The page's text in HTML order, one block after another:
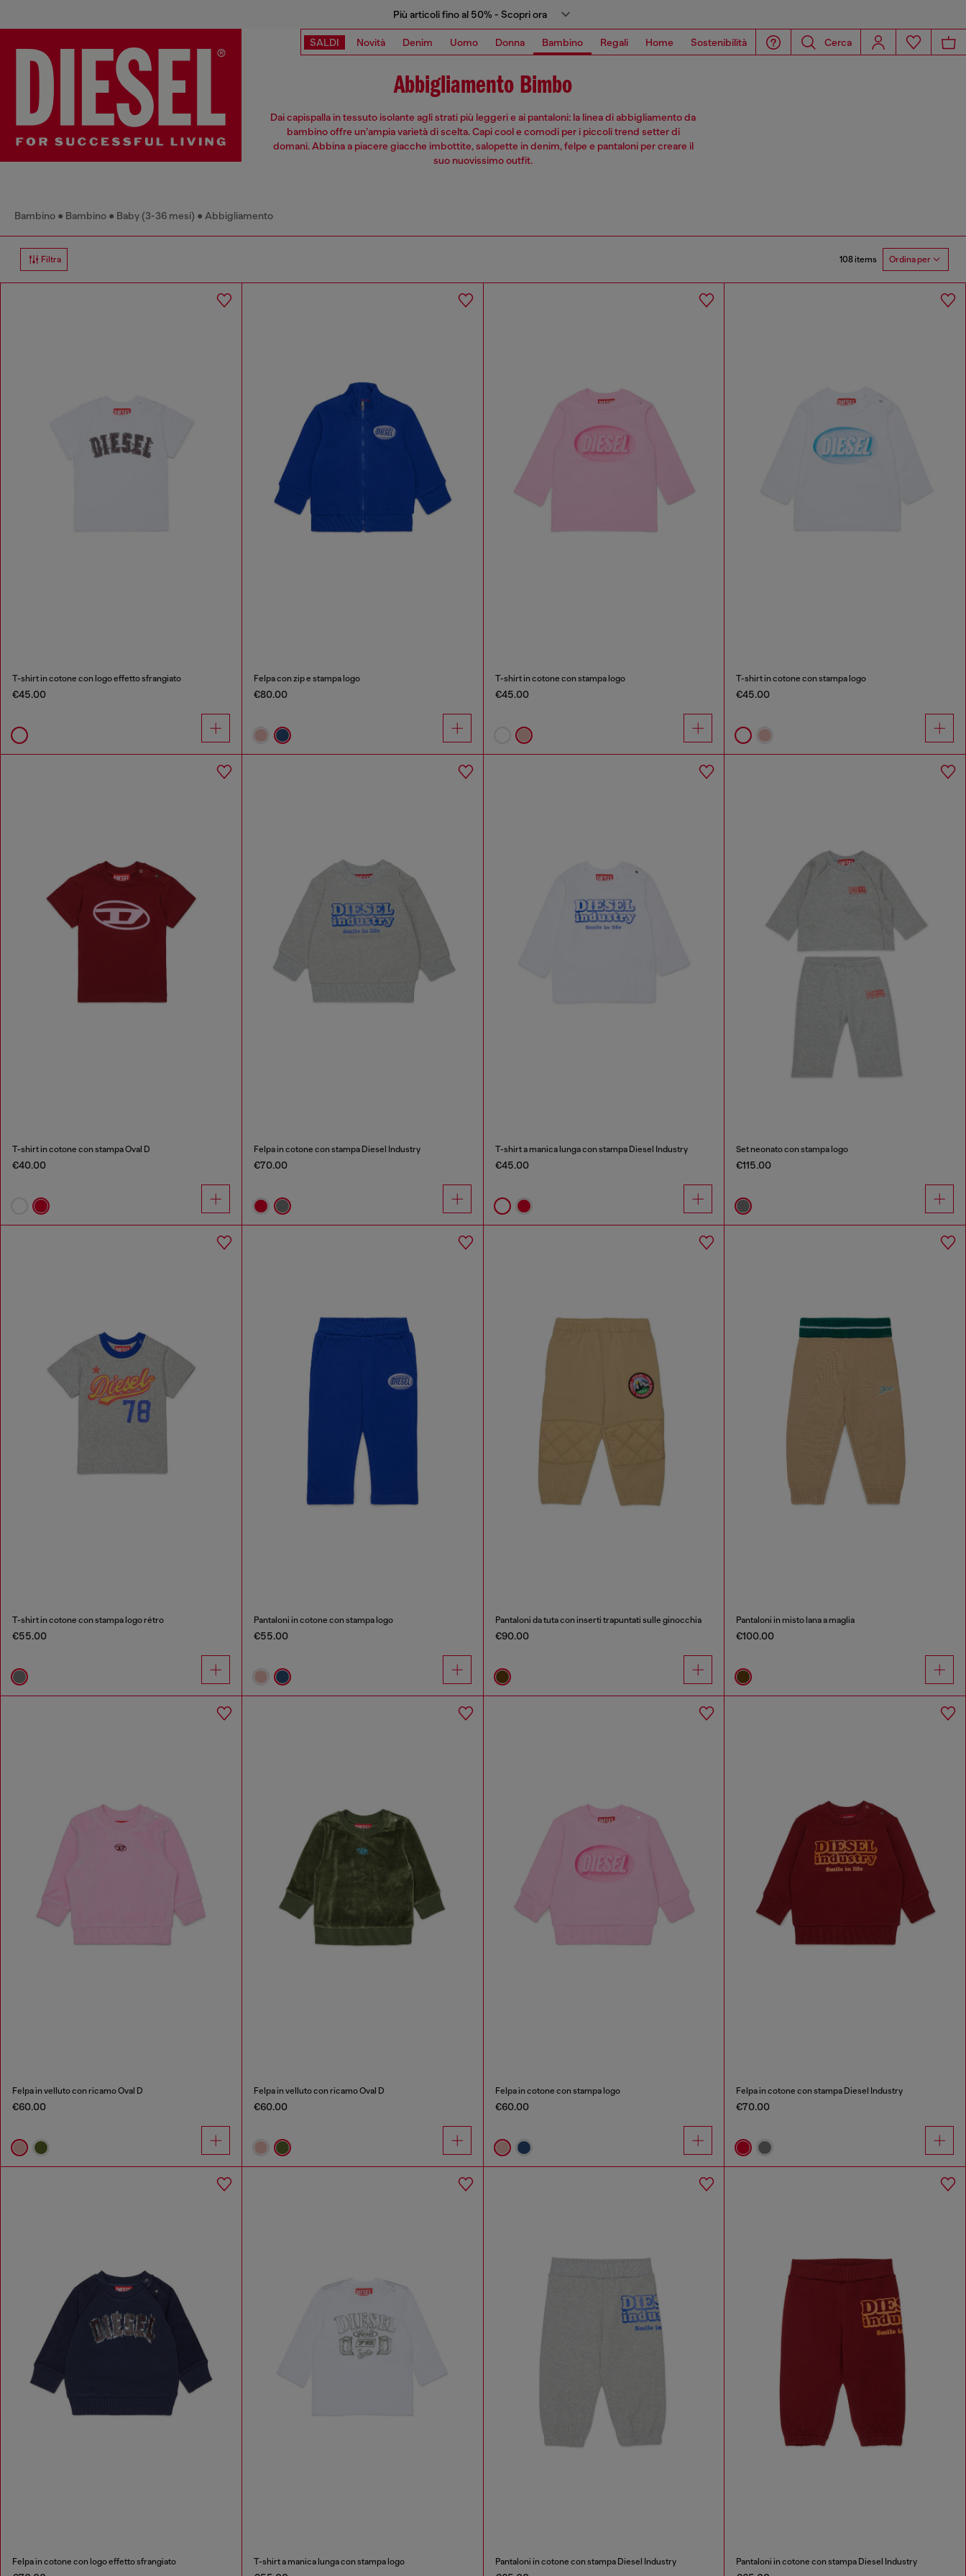
Più articoli fino al 50% - Scopri ora
SALDI Novità Denim Uomo Donna Bambino Regali Home Sostenibilità Cerca
Abbigliamento Bimbo
Dai capispalla in tessuto isolante agli strati più leggeri e ai pantaloni: la linea di abbigliamento da
bambino offre un’ampia varietà di scelta. Capi cool e comodi per i piccoli trend setter di
domani. Abbina a piacere giacche imbottite, salopette in denim, felpe e pantaloni per creare il
suo nuovissimo outfit.
Bambino Bambino Baby (3-36 mesi) Abbigliamento
Filtra 108 items Ordina per
T-shirt in cotone con logo effetto sfrangiato
€45.00
Felpa con zip e stampa logo
€80.00
T-shirt in cotone con stampa logo
€45.00
T-shirt in cotone con stampa logo
€45.00
T-shirt in cotone con stampa Oval D
€40.00
Felpa in cotone con stampa Diesel Industry
€70.00
T-shirt a manica lunga con stampa Diesel Industry
€45.00
Set neonato con stampa logo
€115.00
T-shirt in cotone con stampa logo rétro
€55.00
Pantaloni in cotone con stampa logo
€55.00
Pantaloni da tuta con inserti trapuntati sulle ginocchia
€90.00
Pantaloni in misto lana a maglia
€100.00
Felpa in velluto con ricamo Oval D
€60.00
Felpa in velluto con ricamo Oval D
€60.00
Felpa in cotone con stampa logo
€60.00
Felpa in cotone con stampa Diesel Industry
€70.00
Felpa in cotone con logo effetto sfrangiato T-shirt a manica lunga con stampa logo Pantaloni in cotone con stampa Diesel Industry Pantaloni in cotone con stampa Diesel Industry